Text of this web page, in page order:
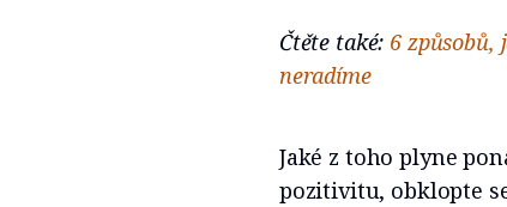
Čtěte také: 6 způsobů,
neradíme
Jaké z toho plyne
pozitivitu, obklopte